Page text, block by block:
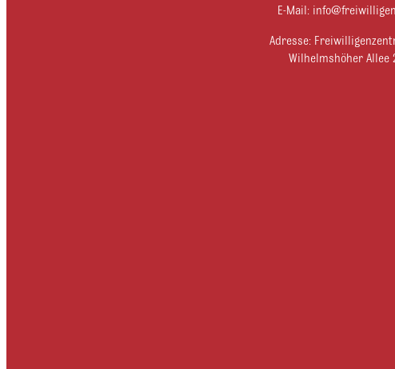
E-Mail:
Adresse:
Wilhelmshöher Allee